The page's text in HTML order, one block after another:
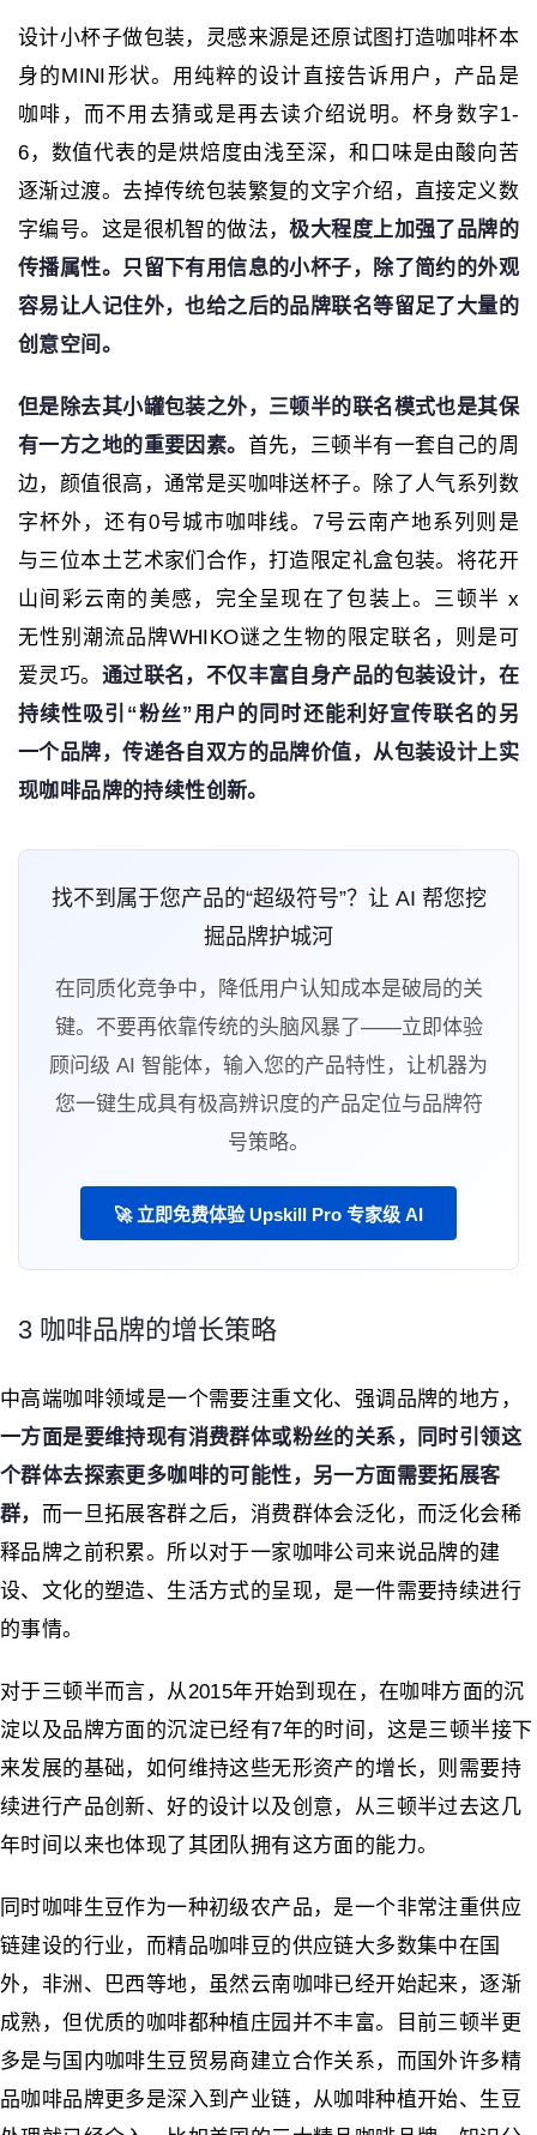
设计小杯子做包装，灵感来源是还原试图打造咖啡杯本
身的MINI形状。用纯粹的设计直接告诉用户，产品是
咖啡，而不用去猜或是再去读介绍说明。杯身数字1-
6，数值代表的是烘焙度由浅至深，和口味是由酸向苦
逐渐过渡。去掉传统包装繁复的文字介绍，直接定义数
字编号。这是很机智的做法，极大程度上加强了品牌的
传播属性。只留下有用信息的小杯子，除了简约的外观
容易让人记住外，也给之后的品牌联名等留足了大量的
创意空间。
但是除去其小罐包装之外，三顿半的联名模式也是其保
有一方之地的重要因素。 首先，三顿半有一套自己的周
边，颜值很高，通常是买咖啡送杯子。除了人气系列数
字杯外，还有0号城市咖啡线。7号云南产地系列则是
与三位本土艺术家们合作，打造限定礼盒包装。将花开
山间彩云南的美感，完全呈现在了包装上。三顿半 x
无性别潮流品牌WHIKO谜之生物的限定联名，则是可
爱灵巧。 通过联名，不仅丰富自身产品的包装设计，在
持续性吸引“粉丝”用户的同时还能利好宣传联名的另
一个品牌，传递各自双方的品牌价值，从包装设计上实
现咖啡品牌的持续性创新。
找不到属于您产品的“超级符号”？让 AI 帮您挖
掘品牌护城河
在同质化竞争中，降低用户认知成本是破局的关
键。不要再依靠传统的头脑风暴了——立即体验
顾问级 AI 智能体，输入您的产品特性，让机器为
您一键生成具有极高辨识度的产品定位与品牌符
号策略。
🚀 立即免费体验 Upskill Pro 专家级 AI
3 咖啡品牌的增长策略
中高端咖啡领域是一个需要注重文化、强调品牌的地方，
一方面是要维持现有消费群体或粉丝的关系，同时引领这
个群体去探索更多咖啡的可能性，另一方面需要拓展客
群， 而一旦拓展客群之后，消费群体会泛化，而泛化会稀
释品牌之前积累。所以对于一家咖啡公司来说品牌的建
设、文化的塑造、生活方式的呈现，是一件需要持续进行
的事情。
对于三顿半而言，从2015年开始到现在，在咖啡方面的沉
淀以及品牌方面的沉淀已经有7年的时间，这是三顿半接下
来发展的基础，如何维持这些无形资产的增长，则需要持
续进行产品创新、好的设计以及创意，从三顿半过去这几
年时间以来也体现了其团队拥有这方面的能力。
同时咖啡生豆作为一种初级农产品，是一个非常注重供应
链建设的行业，而精品咖啡豆的供应链大多数集中在国
外，非洲、巴西等地，虽然云南咖啡已经开始起来，逐渐
成熟，但优质的咖啡都种植庄园并不丰富。目前三顿半更
多是与国内咖啡生豆贸易商建立合作关系，而国外许多精
品咖啡品牌更多是深入到产业链，从咖啡种植开始、生豆